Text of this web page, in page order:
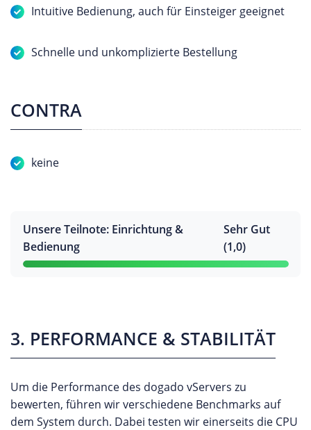
Intuitive Bedienung, auch für Einsteiger geeignet
Schnelle und unkomplizierte Bestellung
CONTRA
keine
Unsere Teilnote: Einrichtung &
Bedienung
Sehr Gut
(1,0)
3. PERFORMANCE & STABILITÄT
Um die Performance des dogado vServers zu
bewerten, führen wir verschiedene Benchmarks auf
dem System durch. Dabei testen wir einerseits die CPU